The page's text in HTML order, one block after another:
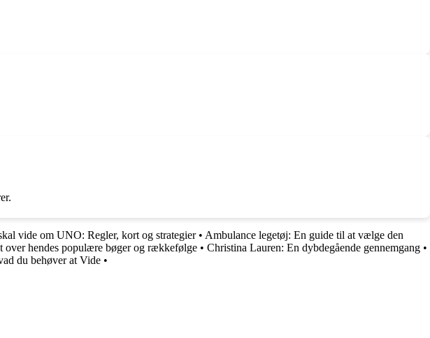
vide om UNO: Regler, kort og strategier• Ambulance legetøj: En guide til at vælge den
over hendes populære bøger og rækkefølge • Christina Lauren: En dybdegående gennemgang •
du behøver at Vide •